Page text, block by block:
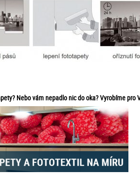
Nebo vám nepadlo nic do oka? Vyrobíme pro